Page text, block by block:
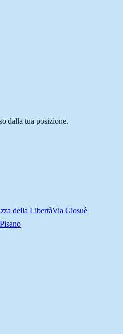
dalla tua posizione.
della LibertàVia Giosuè